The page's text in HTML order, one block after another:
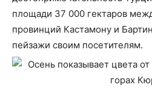
площади 37 000 гектаров
провинций Кастамону и
пейзажи своим посетителям.